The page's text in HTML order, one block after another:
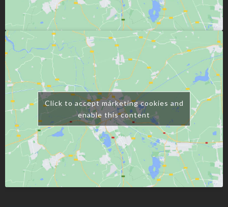
Click to accept márketing cookies and
enable this content